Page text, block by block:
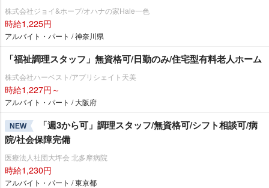
株式会社ジョイ&ホープ/オハナの家Hale一色
時給1,225円
アルバイト・パート / 神奈川県
「福祉調理スタッフ」無資格可/日勤のみ/住宅型有料老人ホーム
株式会社ハーベスト/アプリシェイト天美
時給1,227円～
アルバイト・パート / 大阪府
NEW
「週3から可」調理スタッフ/無資格可/シフト相談可/病
院/社会保障完備
医療法人社団大坪会 北多摩病院
時給1,230円
アルバイト・パート / 東京都